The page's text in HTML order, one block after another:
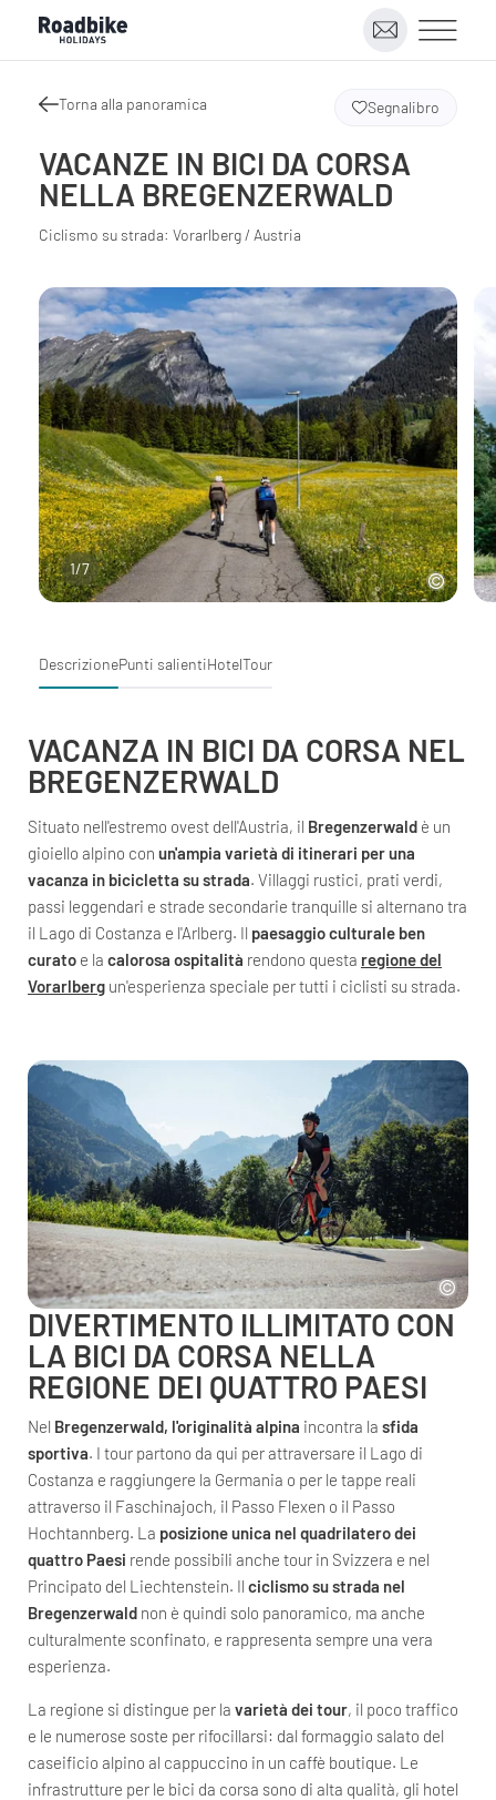
Torna alla panoramica
VACANZE IN BICI DA CORSA
NELLA BREGENZERWALD
Ciclismo su strada: Vorarlberg / Austria
Segnalibro
1/7
DescrizionePunti salientiHotelTour
VACANZA IN BICI DA CORSA NEL
BREGENZERWALD
Situato nell'estremo ovest dell'Austria, il Bregenzerwald è un
gioiello alpino con un'ampia varietà di itinerari peruna
vacanza in bicicletta su strada. Villaggi rustici, prati verdi,
passi leggendari e strade secondarie tranquille si alternano tra
il Lago di Costanza e l'Arlberg. Il paesaggio culturale ben
curato e la calorosa ospitalità rendono questa regione del
Vorarlberg un'esperienza speciale per tutti i ciclisti su strada.
DIVERTIMENTO ILLIMITATO CON
LA BICI DA CORSA NELLA
REGIONE DEI QUATTRO PAESI
Nel Bregenzerwald, l'originalità alpina incontra la sfida
sportiva. I tour partono da qui per attraversare il Lago di
Costanza e raggiungere la Germania o per le tappe reali
attraverso il Faschinajoch, il Passo Flexen o il Passo
Hochtannberg. La posizione unica nel quadrilatero dei
quattro Paesi rende possibili anche tour in Svizzera e nel
Principato del Liechtenstein. Il ciclismo su strada nel
Bregenzerwald non è quindi solo panoramico, ma anche
culturalmente sconfinato, e rappresenta sempre una vera
esperienza.
La regione si distingue per la varietà dei tour, il poco traffico
e le numerose soste per rifocillarsi: dal formaggio salato del
caseificio alpino al cappuccino in un caffè boutique. Le
infrastrutture per le bici da corsa sono di alta qualità, gli hotel